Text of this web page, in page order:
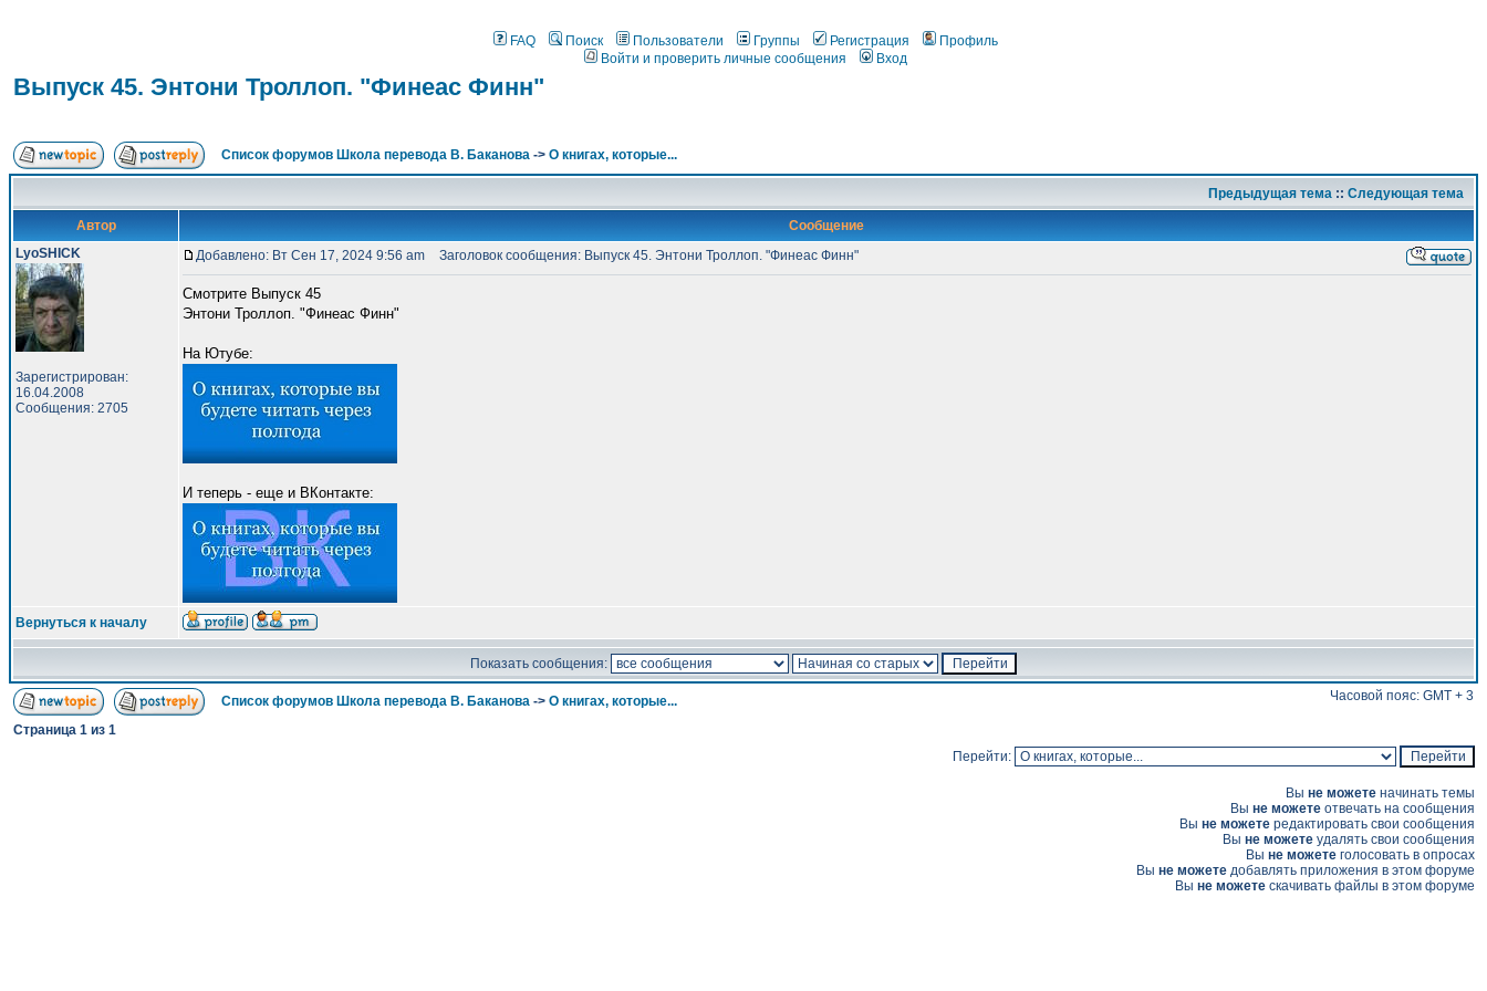
FAQ Поиск Пользователи Группы Регистрация
Профиль
Войти и проверить личные сообщения
Вход
Выпуск 45. Энтони Троллоп. "Финеас Финн"
Список форумов Школа перевода В. Баканова -> О книгах, которые...
Предыдущая тема :: Следующая тема
Автор
Сообщение
LyoSHICK
Зарегистрирован:
16.04.2008
Сообщения: 2705
Добавлено: Вт Сен 17, 2024 9:56 am Заголовок сообщения: Выпуск 45. Энтони Троллоп. "Финеас Финн"
Смотрите Выпуск 45
Энтони Троллоп. "Финеас Финн"
На Ютубе:
И теперь - еще и ВКонтакте:
Вернуться к началу
Показать сообщения:
Список форумов Школа перевода В. Баканова -> О книгах, которые... Часовой пояс: GMT + 3
Страница 1 из 1
Перейти:
Вы не можете начинать темы
Вы не можете отвечать на сообщения
Вы не можете редактировать свои сообщения
Вы не можете удалять свои сообщения
Вы не можете голосовать в опросах
Вы не можете добавлять приложения в этом форуме
Вы не можете скачивать файлы в этом форуме